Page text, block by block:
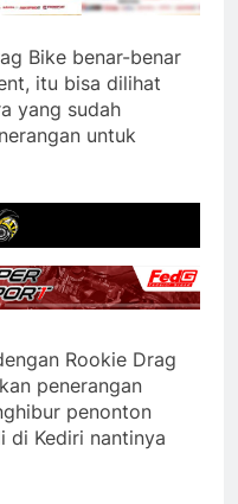
Bike benar-benar
itu bisa dilihat
yang sudah
untuk
Rookie Drag
penerangan
penonton
di Kediri nantinya